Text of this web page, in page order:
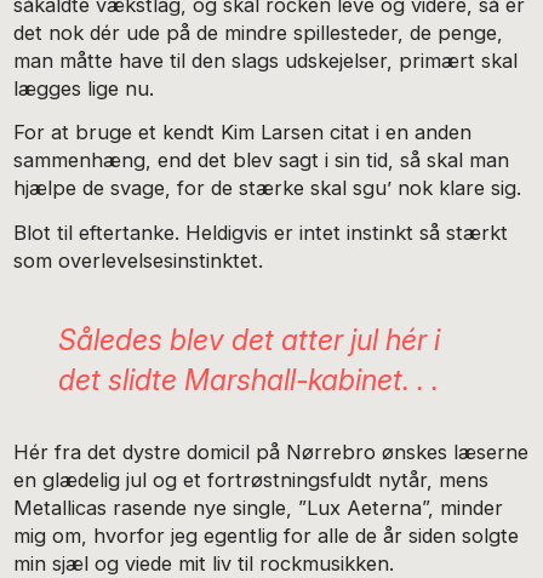
det nok dér ude på de mindre spillesteder, de penge,
man måtte have til den slags udskejelser, primært skal
lægges lige nu.
For at bruge et kendt Kim Larsen citat i en anden
sammenhæng, end det blev sagt i sin tid, så skal man
hjælpe de svage, for de stærke skal sgu’ nok klare sig.
Blot til eftertanke. Heldigvis er intet instinkt så stærkt
som overlevelsesinstinktet.
Således blev det atter jul hér i
det slidte Marshall-kabinet. . .
Hér fra det dystre domicil på Nørrebro ønskes læserne
en glædelig jul og et fortrøstningsfuldt nytår, mens
Metallicas rasende nye single, ”Lux Aeterna”, minder
mig om, hvorfor jeg egentlig for alle de år siden solgte
min sjæl og viede mit liv til rockmusikken.